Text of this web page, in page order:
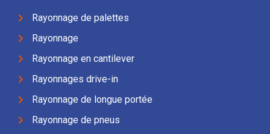
Rayonnage de palettes
Rayonnage
Rayonnage en cantilever
Rayonnages drive-in
Rayonnage de longue portée
Rayonnage de pneus